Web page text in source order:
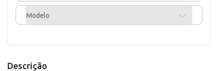
Modelo
Descrição